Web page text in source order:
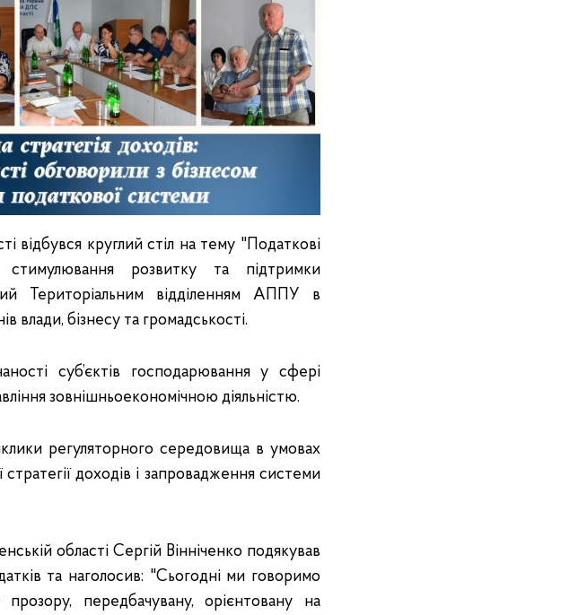
відбувся круглий стіл на тему "Податкові
розвитку та підтримки
Територіальним відділенням АППУ в
влади, бізнесу та громадськості.
суб’єктів господарювання у сфері
зовнішньоекономічною діяльністю.
регуляторного середовища в умовах
доходів і запровадження системи
області Сергій Вінніченко подякував
та наголосив: "Сьогодні ми говоримо
передбачувану, орієнтовану на